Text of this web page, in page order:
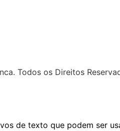
Todos os Direitos
de texto que podem ser